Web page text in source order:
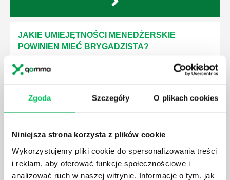
Zgoda Szczegóły O plikach cookies
Niniejsza strona korzysta z plików cookie
Wykorzystujemy pliki cookie do spersonalizowania treści
i reklam, aby oferować funkcje społecznościowe i
analizować ruch w naszej witrynie. Informacje o tym, jak
JAKIE UMIEJĘTNOŚCI MENEDŻERSKIE
POWINIEN MIEĆ BRYGADZISTA?
Nawet zespół złożony z doskonale wykształconych i
kompetentnych pracowników nie będzie w stanie
nim odpowiedniego kierownictwa. Zawsze